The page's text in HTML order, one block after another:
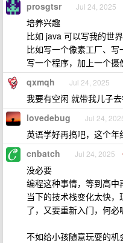
prosgtsr Jul 24, 2025
培养兴趣
比如 java 可以写我的世
比如写一个像素工厂、写
写一个程序，加上一个
qxmqh Jul 24, 2025
我要有空闲 就带我儿子去
lovedebug Jul 24,
英语学好再搞吧，这个
cnbatch Jul 24, 2025
没必要
编程这种事情，等到高
当下的技术栈变化太快
了，又要重新入门，何必
不如给小孩随意玩耍的